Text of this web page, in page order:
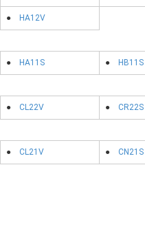
● HA12V
● HA11S ● HB11S
● CL22V ● CR22S
● CL21V ● CN21S